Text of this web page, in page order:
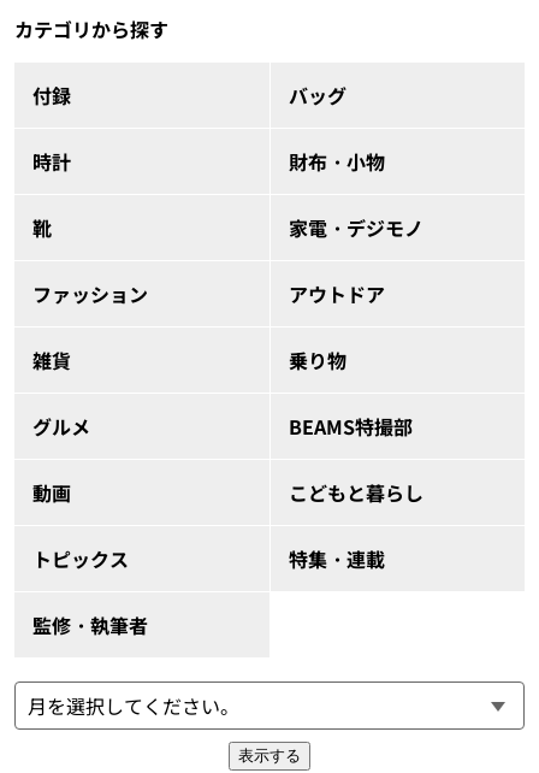
カテゴリから探す
付録 バッグ
時計 財布・小物
靴 家電・デジモノ
ファッション アウトドア
雑貨 乗り物
グルメ BEAMS特撮部
動画 こどもと暮らし
トピックス 特集・連載
監修・執筆者
表示する